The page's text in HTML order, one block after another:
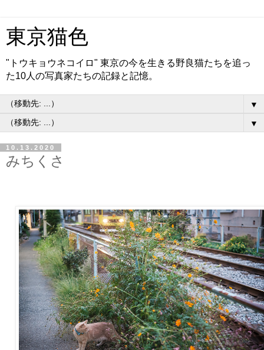
東京猫色
"トウキョウネコイロ" 東京の今を生きる野良猫たちを追っ
た10人の写真家たちの記録と記憶。
▼
▼
10.13.2020
みちくさ